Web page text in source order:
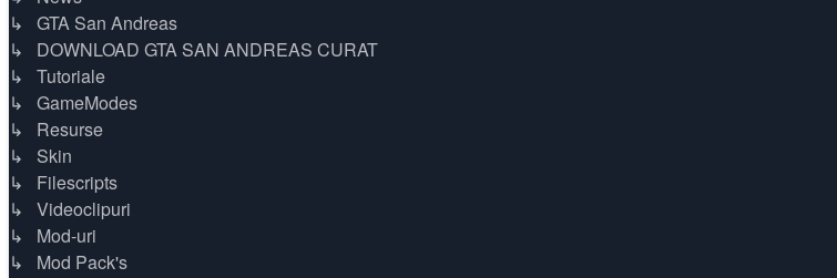
↳ GTA San Andreas
↳ DOWNLOAD GTA SAN ANDREAS CURAT
↳ Tutoriale
↳ GameModes
↳ Resurse
↳ Skin
↳ Filescripts
↳ Videoclipuri
↳ Mod-uri
↳ Mod Pack's